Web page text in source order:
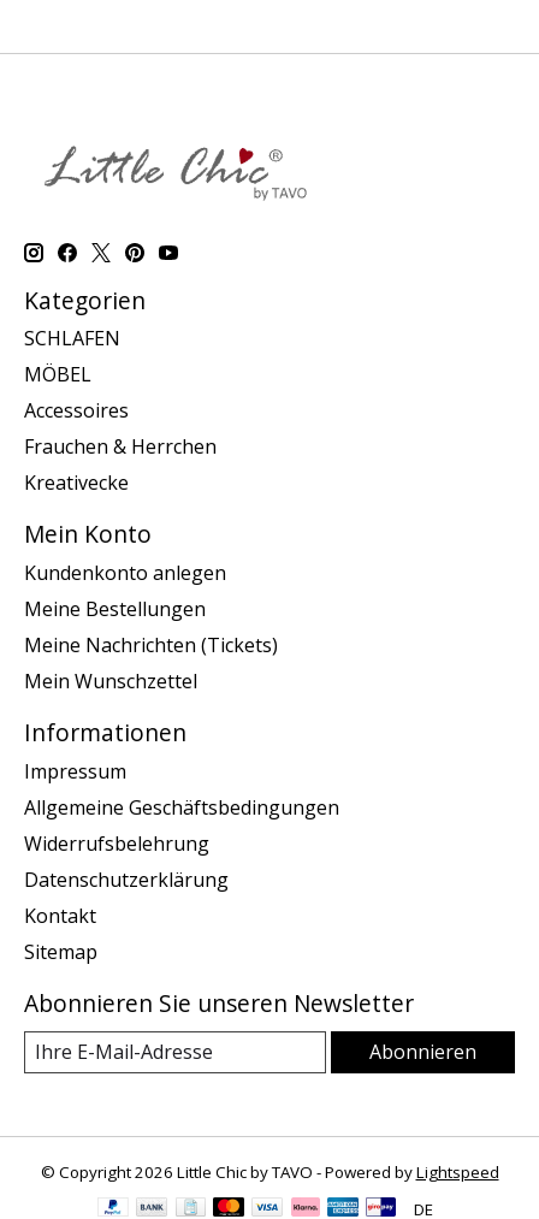
Kategorien
SCHLAFEN
MÖBEL
Accessoires
Frauchen & Herrchen
Kreativecke
Mein Konto
Kundenkonto anlegen
Meine Bestellungen
Meine Nachrichten (Tickets)
Mein Wunschzettel
Informationen
Impressum
Allgemeine Geschäftsbedingungen
Widerrufsbelehrung
Datenschutzerklärung
Kontakt
Sitemap
Abonnieren Sie unseren Newsletter
Abonnieren
© Copyright 2026 Little Chic by TAVO - Powered byLightspeed
DE